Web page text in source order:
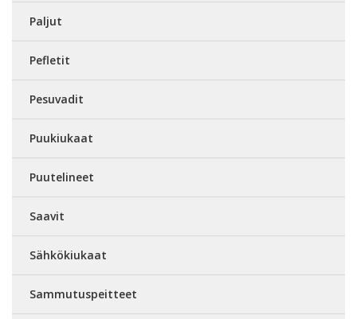
Paljut
Pefletit
Pesuvadit
Puukiukaat
Puutelineet
Saavit
Sähkökiukaat
Sammutuspeitteet